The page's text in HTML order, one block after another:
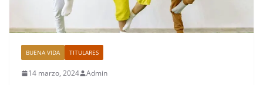
BUENA VIDA TITULARES
14 marzo, 2024 Admin